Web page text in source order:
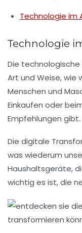
Technologie im
Technologie
Die technologische
Art und Weise, wie
Menschen und
Einkaufen oder
Empfehlungen gibt.
Die digitale
was wiederum
Haushaltsgeräte,
wichtig es ist, die